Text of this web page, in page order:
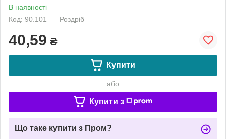
В наявності
Код: 90.101
Роздріб
40,59 ₴
Купити
або
Купити з
Що таке купити з Пром?